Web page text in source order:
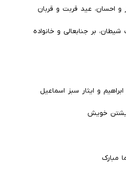
و احسان، عید قربت و قربان
بر جنابعالی و خانواده
و ایثار سبز اسماعیل
خویش
مبارک